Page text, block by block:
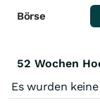
Börse
52 Wochen
Es wurden